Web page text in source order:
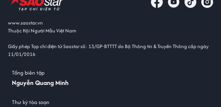
www.saostar.vn
Thuộc Hội Người Mẫu Việt Nam
Giấy phép Tạp chí điện tử Saostar số: 13/GP-BTTTT do Bộ Thông tin & Truyền Thông cấp ngày
11/01/2016
Tổng biên tập
Nguyễn Quang Minh
Thư ký tòa soạn